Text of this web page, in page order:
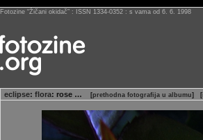
Fotozine “Žičani okidač” : ISSN 1334-0352 : s vama od 6. 6. 1998
eclipse: flora: rose … [prethodna fotografija u albumu] [